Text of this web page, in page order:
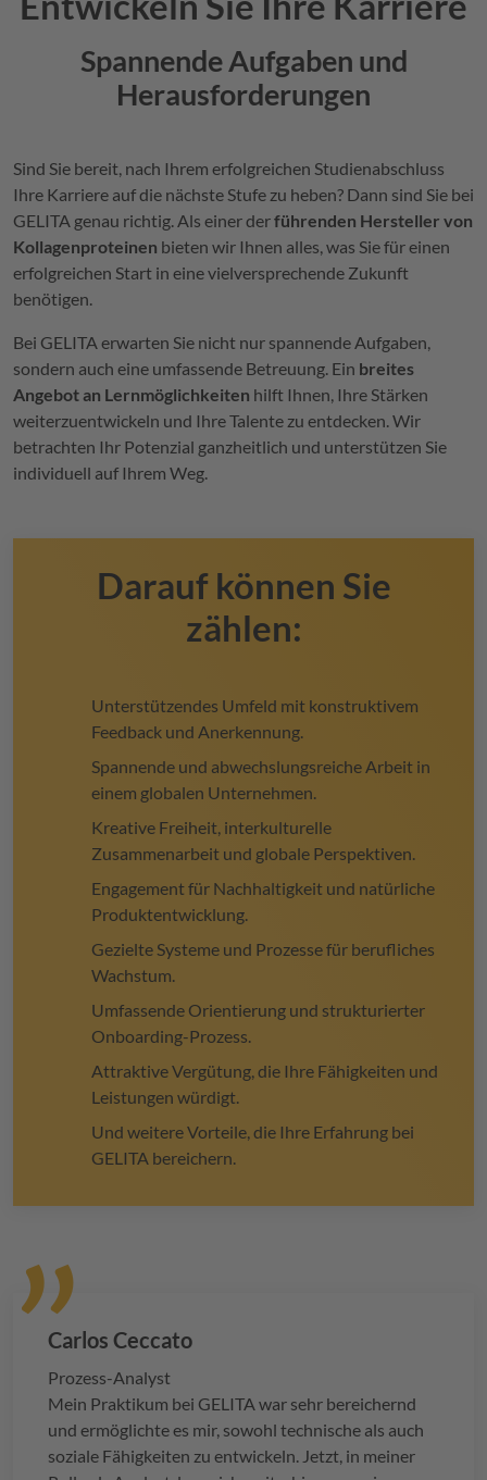
Spannende Aufgaben und
Herausforderungen
Sind Sie bereit, nach Ihrem erfolgreichen Studienabschluss
Ihre Karriere auf die nächste Stufe zu heben? Dann sind Sie bei
GELITA genau richtig. Als einer derführenden Hersteller von
Kollagenproteinen bieten wir Ihnen alles, was Sie für einen
erfolgreichen Start in eine vielversprechende Zukunft
benötigen.
Bei GELITA erwarten Sie nicht nur spannende Aufgaben,
sondern auch eine umfassende Betreuung. Ein breites
Angebot an Lernmöglichkeiten hilft Ihnen, Ihre Stärken
weiterzuentwickeln und Ihre Talente zu entdecken. Wir
betrachten Ihr Potenzial ganzheitlich und unterstützen Sie
individuell auf Ihrem Weg.
Darauf können Sie
zählen:
Unterstützendes Umfeld mit konstruktivem
Feedback und Anerkennung.
Spannende und abwechslungsreiche Arbeit in
einem globalen Unternehmen.
Kreative Freiheit, interkulturelle
Zusammenarbeit und globale Perspektiven.
Engagement für Nachhaltigkeit und natürliche
Produktentwicklung.
Gezielte Systeme und Prozesse für berufliches
Wachstum.
Umfassende Orientierung und strukturierter
Onboarding-Prozess.
Attraktive Vergütung, die Ihre Fähigkeiten und
Leistungen würdigt.
Und weitere Vorteile, die Ihre Erfahrung bei
GELITA bereichern.
Carlos Ceccato
Prozess-Analyst
Mein Praktikum bei GELITA war sehr bereichernd
und ermöglichte es mir, sowohl technische als auch
soziale Fähigkeiten zu entwickeln. Jetzt, in meiner